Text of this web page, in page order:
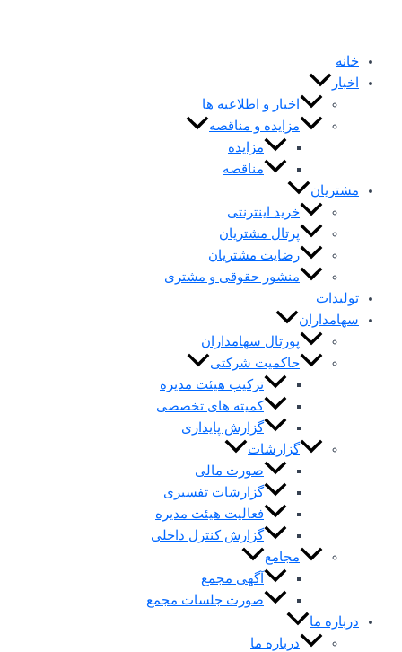
خانه
اخبار
اخبار و اطلاعیه ها
مزایده و مناقصه
مزایده
مناقصه
مشتریان
خرید اینترنتی
پرتال مشتریان
رضایت مشتریان
منشور حقوقی و مشتری
تولیدات
سهامداران
پورتال سهامداران
حاکمیت شرکتی
ترکیب هیئت مدیره
کمیته های تخصصی
گزارش پایداری
گزارشات
صورت مالی
گزارشات تفسیری
فعالیت هیئت مدیره
گزارش کنترل داخلی
مجامع
آگهی مجمع
صورت جلسات مجمع
درباره ما
درباره ما